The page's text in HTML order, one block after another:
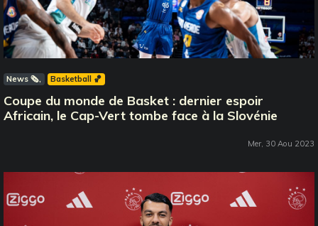
News 🗞️ Basketball 🏀
Coupe du monde de Basket : dernier espoir
Africain, le Cap-Vert tombe face à la Slovénie
Mer, 30 Aou 2023